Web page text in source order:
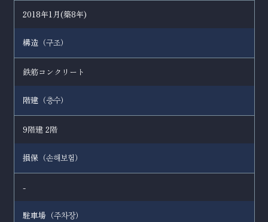
2018年1月(築8年)
構造（구조）
鉄筋コンクリート
階建（층수）
9階建 2階
損保（손해보험 ）
-
駐車場（주차장）